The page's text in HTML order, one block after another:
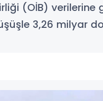
(OİB) verilerine
3,26 milyar